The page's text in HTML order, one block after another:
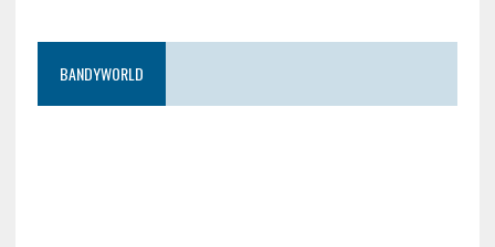
BANDYWORLD